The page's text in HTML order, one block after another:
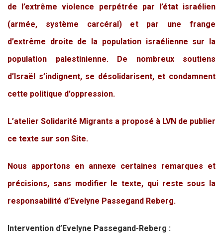
de l’extrême violence perpétrée par l’état israélien
(armée, système carcéral) et par une frange
d’extrême droite de la population israélienne sur la
population palestinienne. De nombreux soutiens
d’Israël s’indignent, se désolidarisent, et condamnent
cette politique d’oppression.
L’atelier Solidarité Migrants a proposé à LVN de publier
ce texte sur son Site.
Nous apportons en annexe certaines remarques et
précisions, sans modifier le texte, qui reste sous la
responsabilité d’Evelyne Passegand Reberg.
Intervention d’Evelyne Passegand-Reberg :